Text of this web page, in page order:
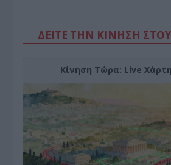
ΔΕΙΤΕ ΤΗΝ ΚΙΝΗΣΗ
Κίνηση Τώρα: Live